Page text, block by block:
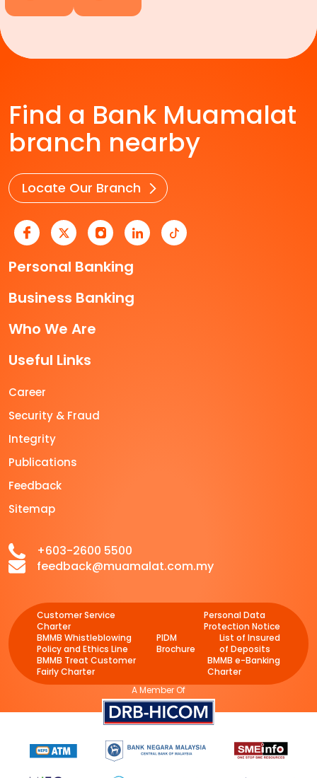
Find a Bank Muamalat
branch nearby
Locate Our Branch
Personal Banking
Business Banking
Who We Are
Useful Links
Career
Security & Fraud
Integrity
Publications
Feedback
Sitemap
+603-2600 5500
feedback@muamalat.com.my
Customer Service
Charter
Personal Data
Protection Notice
BMMB Whistleblowing
Policy and Ethics Line
PIDM
Brochure
List of Insured
of Deposits
BMMB Treat Customer
Fairly Charter
BMMB e-Banking
Charter
A Member Of